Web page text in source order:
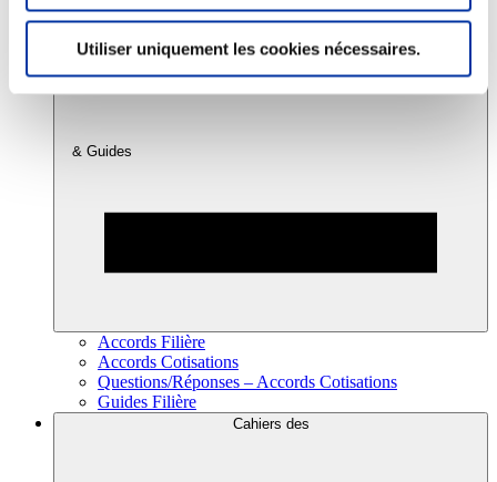
Utiliser uniquement les cookies nécessaires.
& Guides
Accords Filière
Accords Cotisations
Questions/Réponses – Accords Cotisations
Guides Filière
Cahiers des